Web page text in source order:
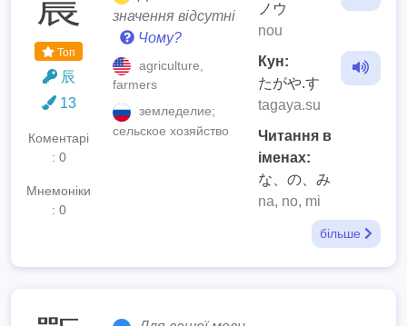
Топ
辰
13
Коментарі
: 0
Мнемоніки
: 0
значення відсутні
Чому?
agriculture,
farmers
земледелие;
сельское хозяйство
ノウ
nou
Кун:
たがや.す
tagaya.su
Читання в
іменах:
な、の、み
na, no, mi
більше